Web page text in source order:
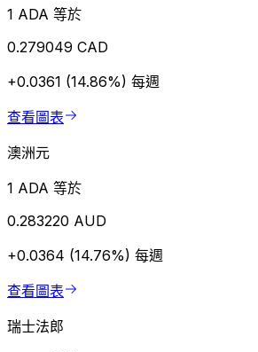
1 ADA 等於
0.279049 CAD
+0.0361 (14.86%) 每週
查看圖表
澳洲元
1 ADA 等於
0.283220 AUD
+0.0364 (14.76%) 每週
查看圖表
瑞士法郎